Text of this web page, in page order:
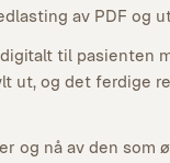
av PDF og
til pasienten
ut, og det ferdige
og nå av den som